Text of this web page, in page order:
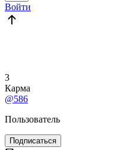
Войти
3
Карма
@586
Пользователь
Подписаться